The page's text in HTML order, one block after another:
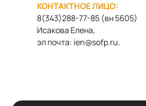
КОНТАКТНОЕ ЛИЦО:
8(343)288-77-85 (вн 5605)
Исакова Елена,
эл почта: ien@sofp.ru.